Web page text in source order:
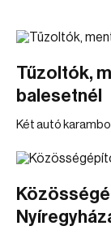
Tűzoltók,
balesetnél
Két autó